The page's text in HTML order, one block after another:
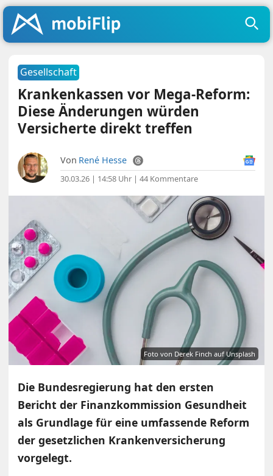
Gesellschaft
Krankenkassen vor Mega-Reform:
Diese Änderungen würden
Versicherte direkt treffen
Von René Hesse
30.03.26 | 14:58 Uhr |44 Kommentare
Foto von Derek Finch auf Unsplash
Die Bundesregierung hat den ersten
Bericht der Finanzkommission Gesundheit
als Grundlage für eine umfassende Reform
der gesetzlichen Krankenversicherung
vorgelegt.